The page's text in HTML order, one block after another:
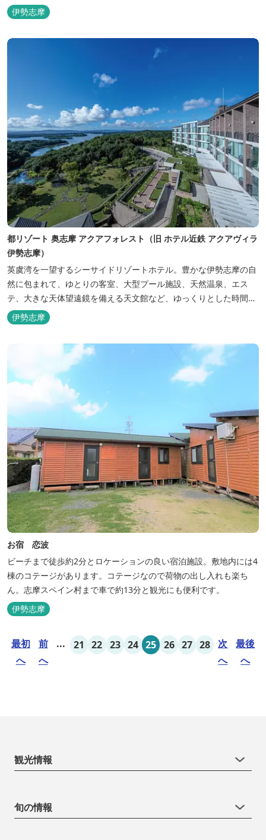
伊勢志摩
都リゾート 奥志摩 アクアフォレスト（旧 ホテル近鉄 アクアヴィラ
伊勢志摩）
英虞湾を一望するシーサイドリゾートホテル。豊かな伊勢志摩の自
然に包まれて、ゆとりの客室、大型プール施設、天然温泉、エス
テ、大きな天体望遠鏡を備える天文館など、ゆっくりとした時間を
楽しみながら過ごすことができます。 屋内プール：通年 屋外プー
ル：2025年7月19日（土）～8月31日（日）
伊勢志摩
お宿 恋波
ビーチまで徒歩約2分とロケーションの良い宿泊施設。敷地内には4
棟のコテージがあります。コテージなので荷物の出し入れも楽ち
ん。志摩スペイン村まで車で約13分と観光にも便利です。
伊勢志摩
最初
へ
前
へ
... 21 22 23 24 25 26 27 28
次
へ
最後
へ
観光情報
旬の情報